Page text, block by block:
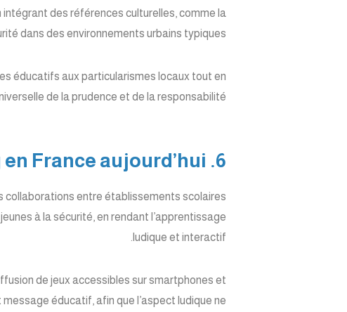
intégrant des références culturelles, comme la
dans des environnements urbains typiques.
éducatifs aux particularismes locaux tout en
de la prudence et de la responsabilité.
6. L’impact social et éducatif des jeux de crossing en France aujourd’hui
collaborations entre établissements scolaires
à la sécurité, en rendant l’apprentissage
ludique et interactif.
de jeux accessibles sur smartphones et
éducatif, afin que l’aspect ludique ne